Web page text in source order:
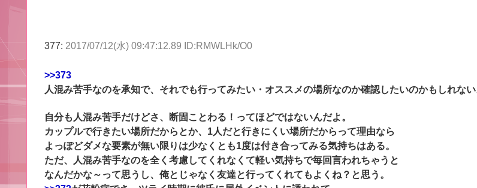
377: 2017/07/12(水) 09:47:12.89 ID:RMWLHk/O0
>>373
人混み苦手なのを承知で、それでも行ってみたい・オススメの場所なのか確認したいのかもしれない
自分も人混み苦手だけどさ、断固ことわる！ってほどではないんだよ。
カップルで行きたい場所だからとか、1人だと行きにくい場所だからって理由なら
よっぽどダメな要素が無い限りは少なくとも1度は付き合ってみる気持ちはある。
ただ、人混み苦手なのを全く考慮してくれなくて軽い気持ちで毎回言われちゃうと
なんだかな～って思うし、俺とじゃなく友達と行ってくれてもよくね？と思う。